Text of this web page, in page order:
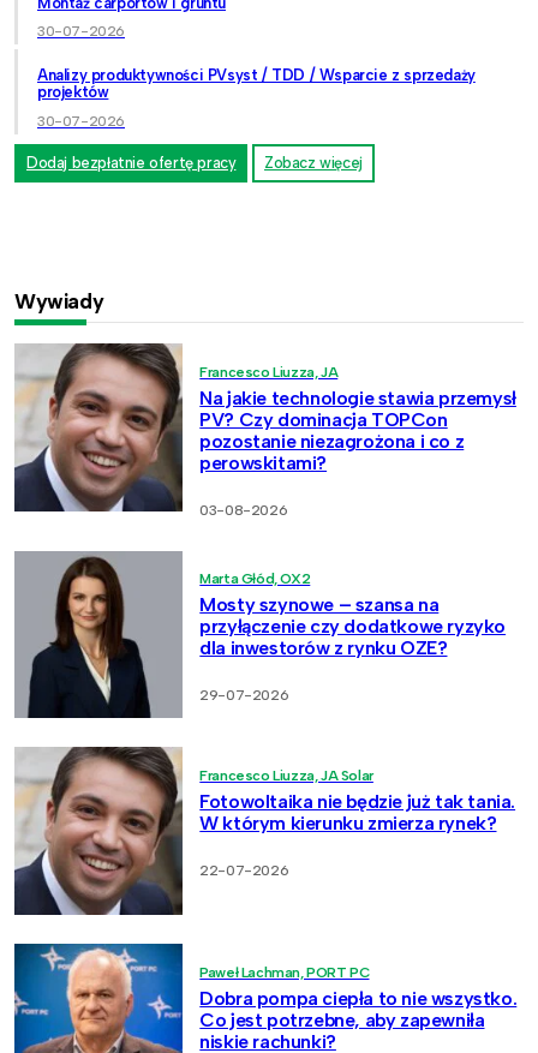
30-07-2026
Analizy produktywności PVsyst / TDD / Wsparcie z sprzedaży
projektów
30-07-2026
Dodaj bezpłatnie ofertę pracy Zobacz więcej
Wywiady
Francesco Liuzza, JA
Na jakie technologie stawia przemysł
PV? Czy dominacja TOPCon
pozostanie niezagrożona i co z
perowskitami?
03-08-2026
Marta Głód, OX2
Mosty szynowe – szansa na
przyłączenie czy dodatkowe ryzyko
dla inwestorów z rynku OZE?
29-07-2026
Francesco Liuzza, JA Solar
Fotowoltaika nie będzie już tak tania.
W którym kierunku zmierza rynek?
22-07-2026
Paweł Lachman, PORT PC
Dobra pompa ciepła to nie wszystko.
Co jest potrzebne, aby zapewniła
niskie rachunki?